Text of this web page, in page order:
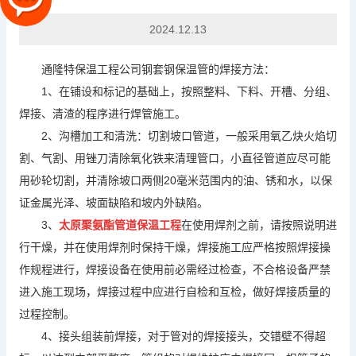
2024.12.13
通隆特保温工程公司钢套钢保温管的焊接方法：
1、在铺设和标记的基础上，按照整料、下料、开槽、分组、
焊接、清渣的程序进行焊管施工。
2、沟槽加工和清洗：切割坡口管道，一般采用氧乙炔火焰切
割、气割、用锉刀清除氧化铁来清理管口，小直径管道应尽可能
用砂轮切割，并清除坡口两侧20毫米范围内的油、锈和水，以保
证金属光泽、坡面缺陷和坡内外缺陷。
3、 太原聚氨酯管道保温工程在使用焊剂之前，请按照说明进
行干燥，并在使用焊剂时保持干燥，焊接施工应严格按照焊接操
作规程进行，焊接设备在使用前必需经过检查，不合格设备严禁
进入施工现场，焊接过程中应进行自检和互检，做好焊接质量的
过程控制。
4、接头组装前焊接，对于管对的焊接接头，交错壁不得超